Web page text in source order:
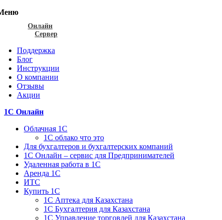
Онлайн
Сервер
Поддержка
Блог
Инструкции
О компании
Отзывы
Акции
1С Онлайн
Облачная 1С
1C облако что это
Для бухгалтеров и бухгалтерских компаний
1C Онлайн – сервис для Предпринимателей
Удаленная работа в 1С
Аренда 1С
ИТС
Купить 1С
1С Аптека для Казахстана
1С Бухгалтерия для Казахстана
1С Управление торговлей для Казахстана